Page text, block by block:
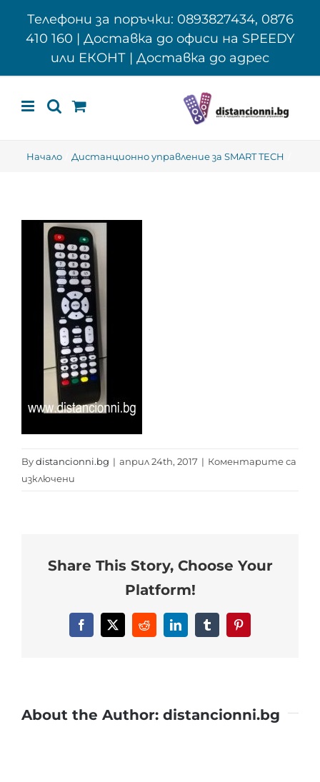
Телефони за поръчки: 0893827434, 0876
410 160 | Доставка до офиси на SPEEDY
или ЕКОНТ | Доставка до адрес
Начало Дистанционно управление за SMART TECH
Bydistancionni.bg | април 24th, 2017 | Коментарите са
изключени
Share This Story, Choose Your
Platform!
Facebook
X RedditLinkedInTumblrPinterest
About the Author: distancionni.bg